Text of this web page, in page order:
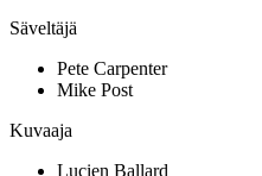
Säveltäjä
Pete Carpenter
Mike Post
Kuvaaja
Lucien Ballard